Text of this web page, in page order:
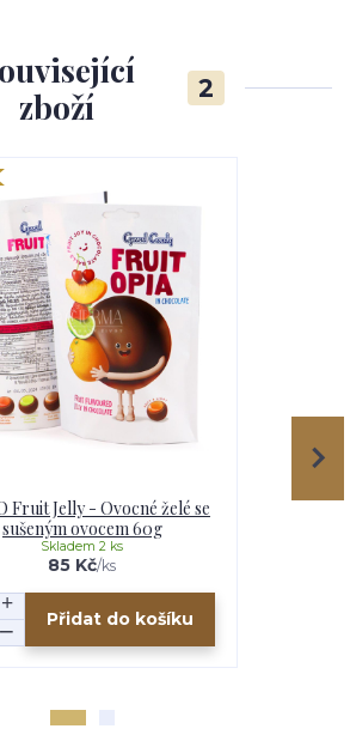
zboží
2
Fruit Jelly - Ovocné želé se
sušeným ovocem 60g
85 Kč/ks
Skladem 2 ks
Přidat do košíku